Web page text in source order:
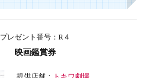
プレゼント番号：R４
映画鑑賞券